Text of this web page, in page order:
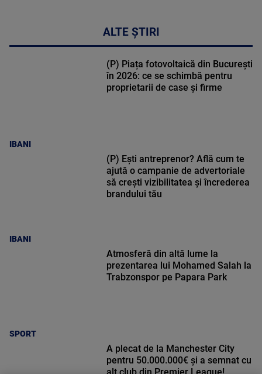
ALTE ȘTIRI
IBANI
(P) Piața fotovoltaică din București
în 2026: ce se schimbă pentru
proprietarii de case și firme
IBANI
(P) Ești antreprenor? Află cum te
ajută o campanie de advertoriale
să crești vizibilitatea și încrederea
brandului tău
SPORT
Atmosferă din altă lume la
prezentarea lui Mohamed Salah la
Trabzonspor pe Papara Park
A plecat de la Manchester City
pentru 50.000.000€ și a semnat cu